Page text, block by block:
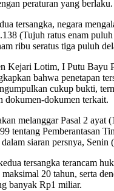
peraturan yang berlaku.
tersangka, negara
(Tujuh ratus enam
ribu seratus tiga puluh
Kejari Lotim, I Putu Bayu
bahwa penetapan
cukup bukti,
dokumen-dokumen terkait.
melanggar Pasal 2 ayat
tentang Pemberantasan
siaran persnya, Senin
tersangka terancam
20 tahun, serta
banyak Rp1 miliar.